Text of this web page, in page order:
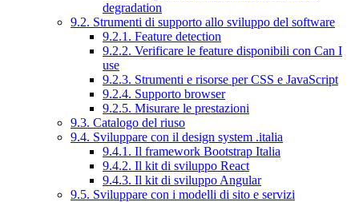
degradation
9.2. Strumenti di supporto allo sviluppo del software
9.2.1. Feature detection
9.2.2. Verificare le feature disponibili con Can I
use
9.2.3. Strumenti e risorse per CSS e JavaScript
9.2.4. Supporto browser
9.2.5. Misurare le prestazioni
9.3. Catalogo del riuso
9.4. Sviluppare con il design system .italia
9.4.1. Il framework Bootstrap Italia
9.4.2. Il kit di sviluppo React
9.4.3. Il kit di sviluppo Angular
9.5. Sviluppare con i modelli di sito e servizi